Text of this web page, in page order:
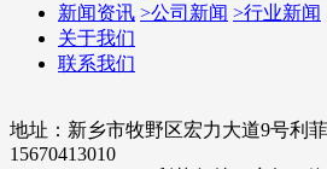
新闻资讯 >公司新闻 >行业新闻
关于我们
联系我们
地址：新乡市牧野区宏力大道9号
15670413010